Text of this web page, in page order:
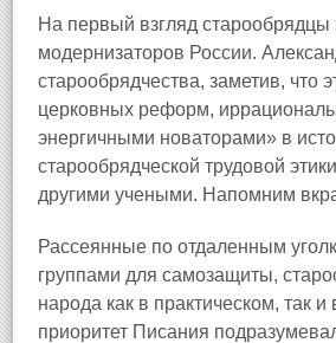
На первый взгляд старообрядцы
модернизаторов России.
старообрядчества, заметив, что
церковных реформ,
энергичными новаторами» в
старообрядческой трудовой
другими учеными. Напомним
Рассеянные по отдаленным
группами для самозащиты,
народа как в практическом, так
приоритет Писания